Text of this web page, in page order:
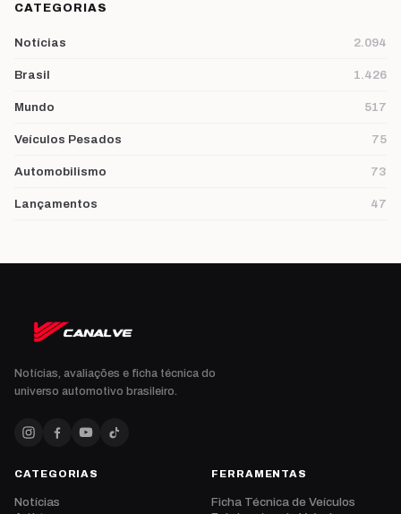
CATEGORIAS
Notícias 2.094
Brasil 1.426
Mundo 517
Veículos Pesados 75
Automobilismo 73
Lançamentos 47
Notícias, avaliações e ficha técnica do
universo automotivo brasileiro.
CATEGORIAS
Notícias
FERRAMENTAS
Ficha Técnica de Veículos